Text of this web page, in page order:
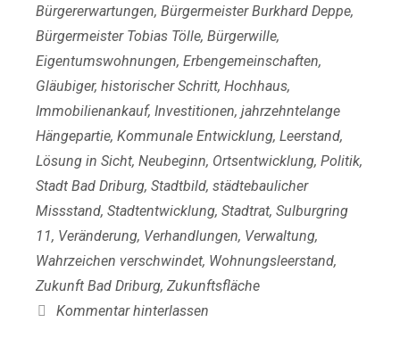
Bürgererwartungen, Bürgermeister Burkhard Deppe,
Bürgermeister Tobias Tölle, Bürgerwille,
Eigentumswohnungen, Erbengemeinschaften,
Gläubiger, historischer Schritt, Hochhaus,
Immobilienankauf, Investitionen, jahrzehntelange
Hängepartie, Kommunale Entwicklung, Leerstand,
Lösung in Sicht, Neubeginn, Ortsentwicklung, Politik,
Stadt Bad Driburg, Stadtbild, städtebaulicher
Missstand, Stadtentwicklung, Stadtrat, Sulburgring
11, Veränderung, Verhandlungen, Verwaltung,
Wahrzeichen verschwindet, Wohnungsleerstand,
Zukunft Bad Driburg, Zukunftsfläche
Kommentar hinterlassen